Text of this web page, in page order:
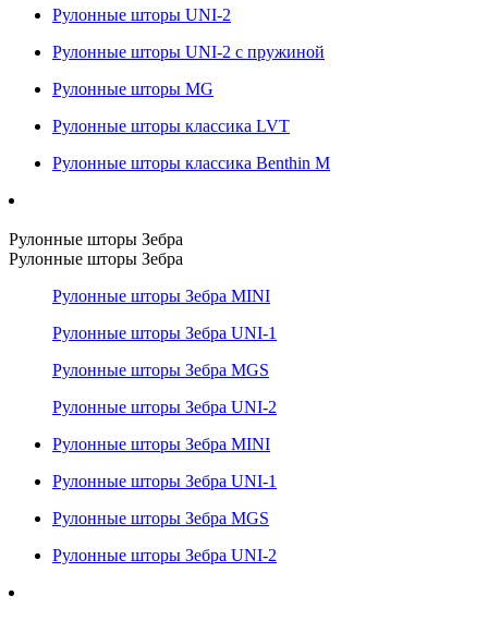
Рулонные шторы UNI-2
Рулонные шторы UNI-2 с пружиной
Рулонные шторы MG
Рулонные шторы классика LVT
Рулонные шторы классика Benthin M
Рулонные шторы Зебра
Рулонные шторы Зебра
Рулонные шторы Зебра MINI
Рулонные шторы Зебра UNI-1
Рулонные шторы Зебра MGS
Рулонные шторы Зебра UNI-2
Рулонные шторы Зебра MINI
Рулонные шторы Зебра UNI-1
Рулонные шторы Зебра MGS
Рулонные шторы Зебра UNI-2